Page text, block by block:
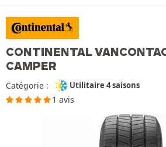
CONTINENTAL
CAMPER
Catégorie : Utilitaire 4 saisons
1 avis